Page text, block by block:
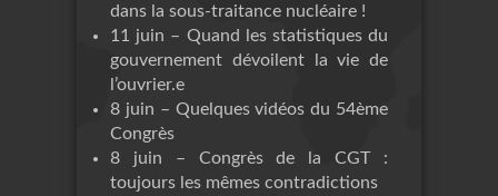
dans la sous-traitance nucléaire !
11 juin – Quand les statistiques du
gouvernement dévoilent la vie de
l’ouvrier.e
8 juin – Quelques vidéos du 54ème
Congrès
8 juin – Congrès de la CGT :
toujours les mêmes contradictions